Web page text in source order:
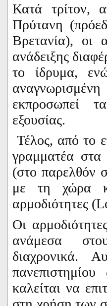
Κατά τρίτον,
Πρύτανη
Βρετανία), οι
ανάδειξης
το ίδρυμα,
αναγνωρισμένη
εκπροσωπεί
εξουσίας.
Τέλος, από το
γραμματέα στα
(στο παρελθόν
με τη χώρα
αρμοδιότητες (
Οι
ανάμεσα
διαχρονικά.
καλείται να